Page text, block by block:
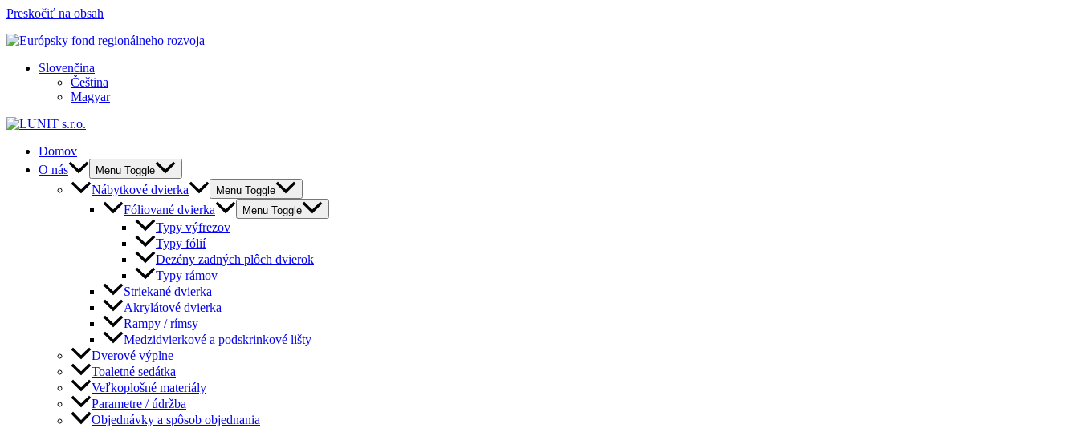
Preskočiť na obsah
Slovenčina
Čeština
Magyar
Domov
O nás
Menu Toggle
Nábytkové dvierka Menu Toggle
Fóliované dvierka Menu Toggle
Typy výfrezov
Typy fólií
Dezény zadných plôch dvierok
Typy rámov
Striekané dvierka
Akrylátové dvierka
Rampy / rímsy
Medzidvierkové a podskrinkové lišty
Dverové výplne
Toaletné sedátka
Veľkoplošné materiály
Parametre / údržba
Objednávky a spôsob objednania